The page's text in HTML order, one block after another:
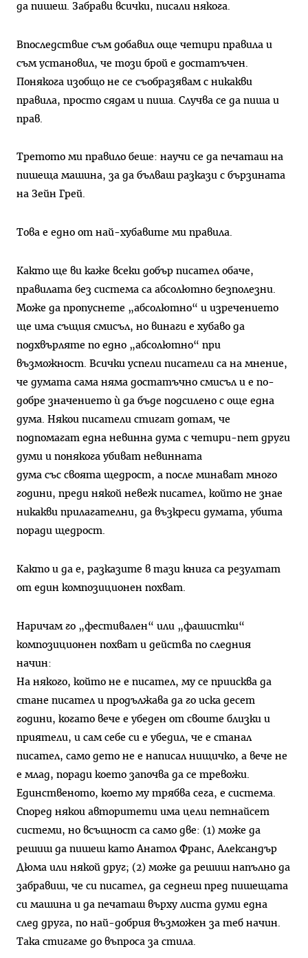
да пишеш. Забрави всички, писали някога.
Впоследствие съм добавил още четири правила и
съм установил, че този брой е достатъчен.
Понякога изобщо не се съобразявам с никакви
правила, просто сядам и пиша. Случва се да пиша и
прав.
Третото ми правило беше: научи се да печаташ на
пишеща машина, за да бълваш разкази с бързината
на Зейн Грей.
Това е едно от най-хубавите ми правила.
Както ще ви каже всеки добър писател обаче,
правилата без система са абсолютно безполезни.
Може да пропуснете „абсолютно“ и изречението
ще има същия смисъл, но винаги е хубаво да
подхвърляте по едно „абсолютно“ при
възможност. Всички успели писатели са на мнение,
че думата сама няма достатъчно смисъл и е по-
добре значението ѝ да бъде подсилено с още една
дума. Някои писатели стигат дотам, че
подпомагат една невинна дума с четири-пет други
думи и понякога убиват невинната
дума със своята щедрост, а после минават много
години, преди някой невеж писател, който не знае
никакви прилагателни, да възкреси думата, убита
поради щедрост.
Както и да е, разказите в тази книга са резултат
от един композиционен похват.
Наричам го „фестивален“ или „фашистки“
композиционен похват и действа по следния
начин:
На някого, който не е писател, му се приисква да
стане писател и продължава да го иска десет
години, когато вече е убеден от своите близки и
приятели, и сам себе си е убедил, че е станал
писател, само дето не е написал нищичко, а вече не
е млад, поради което започва да се тревожи.
Единственото, което му трябва сега, е система.
Според някои авторитети има цели петнайсет
системи, но всъщност са само две: (1) може да
решиш да пишеш като Анатол Франс, Александър
Дюма или някой друг; (2) може да решиш напълно да
забравиш, че си писател, да седнеш пред пишещата
си машина и да печаташ върху листа думи една
след друга, по най-добрия възможен за теб начин.
Така стигаме до въпроса за стила.